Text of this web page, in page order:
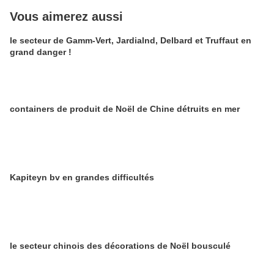
Vous aimerez aussi
le secteur de Gamm-Vert, Jardialnd, Delbard et Truffaut en
grand danger !
containers de produit de Noël de Chine détruits en mer
Kapiteyn bv en grandes difficultés
le secteur chinois des décorations de Noël bousculé